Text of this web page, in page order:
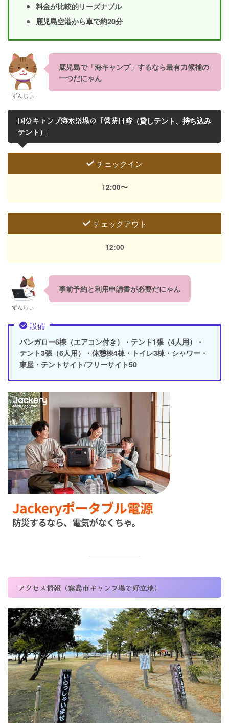
料金が比較的リーズナブル
鹿児島空港から車で約20分
ずんじぃ
鹿児島で「海キャンプ」するなら最有力候補の
一つだにゃん
国分キャンプ海水浴場の「営業日時 （貸しテント、持ち込み
テント） 」
チェックイン
12:00〜
チェックアウト
12:00
ずんじぃ
事前予約と利用申請書が必要だにゃん
設備
バンガロー6棟（エアコン付き）・テント1張（4人用）・
テント3張（6人用）・休憩棟4棟・トイレ3棟・シャワー・
東屋・テントサイト/フリーサイト50
アクセス情報（霧島市キャンプ場で好立地）